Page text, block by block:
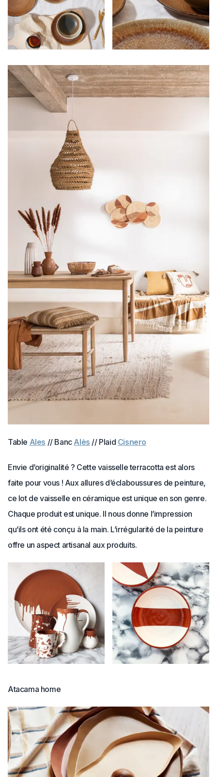
Table Ales // Banc Alès // Plaid Cisnero
Envie d’originalité ? Cette vaisselle terracotta est alors
faite pour vous ! Aux allures d’éclaboussures de peinture,
ce lot de vaisselle en céramique est unique en son genre.
Chaque produit est unique. Il nous donne l’impression
qu’ils ont été conçu à la main. L’irrégularité de la peinture
offre un aspect artisanal aux produits.
Atacama home